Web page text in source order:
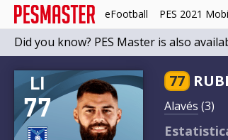
eFootball PES 2021
Did you know? PES Master is also
77
LI 77
Alavés (3)